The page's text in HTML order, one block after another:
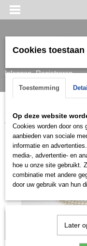
Inloggen Registreren
Home > Armband > Dames
ARG0740
verkocht; in dat
Cookies toestaan
Toestemming
Op deze website
Cookies worden door ons
aanbieden van sociale
informatie en
media-, advertentie- en
hoe u onze site gebruikt.
combinatie met andere
door uw gebruik van hun
Later